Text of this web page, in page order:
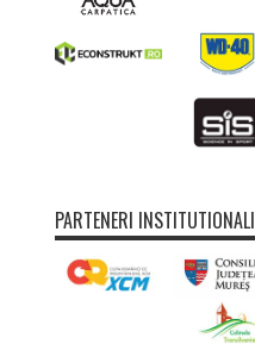
PARTENERI INSTITUTIONALI